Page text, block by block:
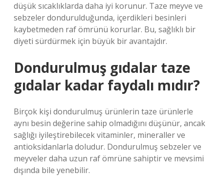
düşük sıcaklıklarda daha iyi korunur. Taze meyve ve
sebzeler dondurulduğunda, içerdikleri besinleri
kaybetmeden raf ömrünü korurlar. Bu, sağlıklı bir
diyeti sürdürmek için büyük bir avantajdır.
Dondurulmuş gıdalar taze
gıdalar kadar faydalı mıdır?
Birçok kişi dondurulmuş ürünlerin taze ürünlerle
aynı besin değerine sahip olmadığını düşünür, ancak
sağlığı iyileştirebilecek vitaminler, mineraller ve
antioksidanlarla doludur. Dondurulmuş sebzeler ve
meyveler daha uzun raf ömrüne sahiptir ve mevsimi
dışında bile yenebilir.